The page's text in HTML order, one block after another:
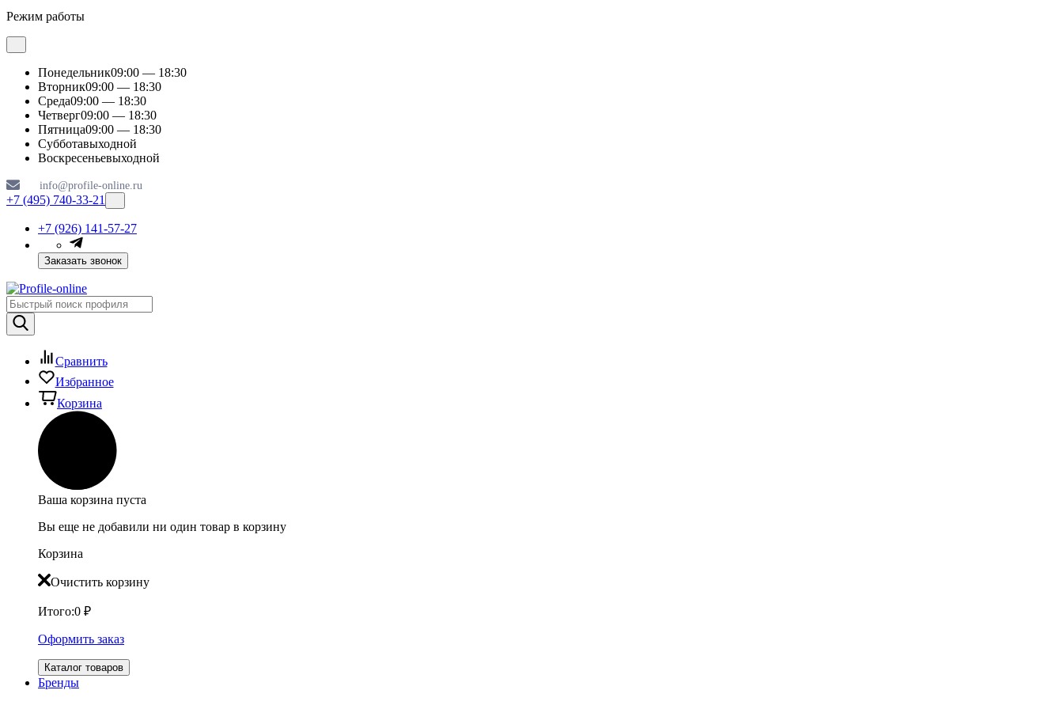
Режим работы
Понедельник09:00 — 18:30
Вторник09:00 — 18:30
Среда09:00 — 18:30
Четверг09:00 — 18:30
Пятница09:00 — 18:30
Субботавыходной
Воскресеньевыходной
info@profile-online.ru
+7 (495) 740-33-21
+7 (926) 141-57-27
Заказать звонок
Сравнить
Избранное
Корзина
Ваша корзина пуста
Вы еще не добавили ни один товар в корзину
Корзина
Очистить корзину
Итого:0 ₽
Оформить заказ
Каталог товаров
Бренды